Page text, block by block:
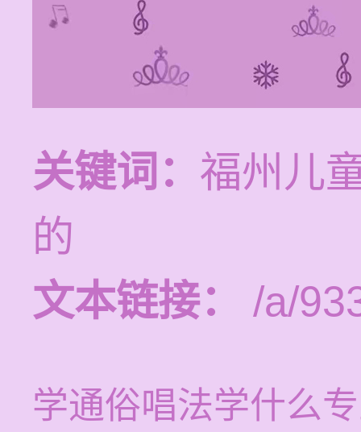
关键词： 福州儿
的
文本链接：
/a/
学通俗唱法学什么